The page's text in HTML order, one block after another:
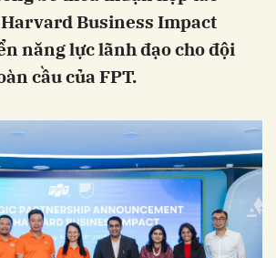
Business Impact
năng lực lãnh đạo cho đội
cầu của FPT.